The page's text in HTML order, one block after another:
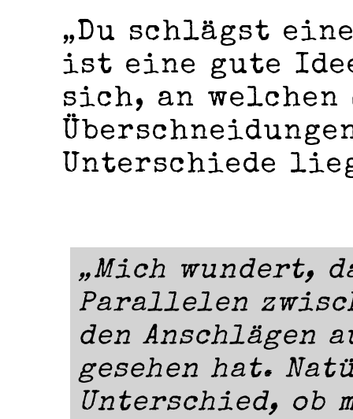
„Du schlägst
ist eine gute
sich, an
Unterschiede
„Mich wundert,
Parallelen
den Anschlägen
gesehen hat.
Unterschied, ob